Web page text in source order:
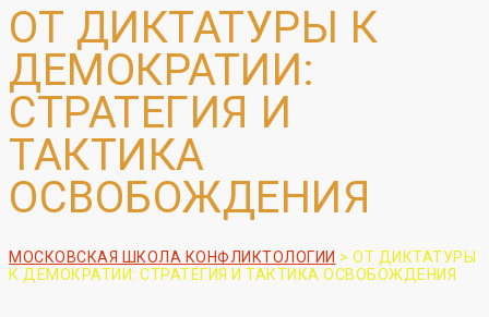
ОТ ДИКТАТУРЫ К
ДЕМОКРАТИИ:
СТРАТЕГИЯ И
ТАКТИКА
ОСВОБОЖДЕНИЯ
МОСКОВСКАЯ ШКОЛА КОНФЛИКТОЛОГИИ > ОТ ДИКТАТУРЫ
К ДЕМОКРАТИИ: СТРАТЕГИЯ И ТАКТИКА ОСВОБОЖДЕНИЯ